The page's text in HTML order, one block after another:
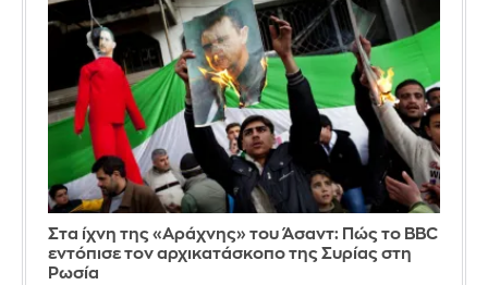
Στα ίχνη της «Αράχνης» του Άσαντ: Πώς το BBC
εντόπισε τον αρχικατάσκοπο της Συρίας στη
Ρωσία